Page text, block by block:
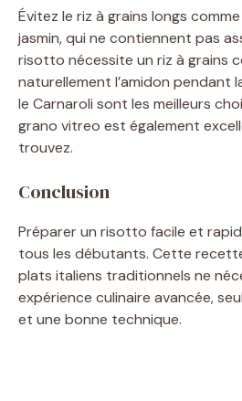
Évitez le riz à grains longs
jasmin, qui ne contiennent pas
risotto nécessite un riz à grains
naturellement l’amidon pendant
le Carnaroli sont les meilleurs
grano vitreo est également
trouvez.
Conclusion
Préparer un risotto facile et
tous les débutants. Cette
plats italiens traditionnels ne
expérience culinaire avancée,
et une bonne technique.